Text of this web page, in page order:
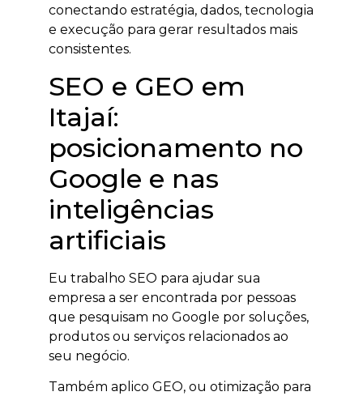
conectando estratégia, dados, tecnologia
e execução para gerar resultados mais
consistentes.
SEO e GEO em
Itajaí:
posicionamento no
Google e nas
inteligências
artificiais
Eu trabalho SEO para ajudar sua
empresa a ser encontrada por pessoas
que pesquisam no Google por soluções,
produtos ou serviços relacionados ao
seu negócio.
Também aplico GEO, ou otimização para